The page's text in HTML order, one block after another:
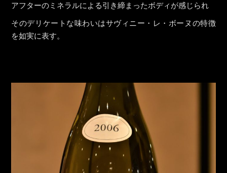
アフターのミネラルによる引き締まったボディが感じられ
そのデリケートな味わいはサヴィニー・レ・ボーヌの特徴
を如実に表す。